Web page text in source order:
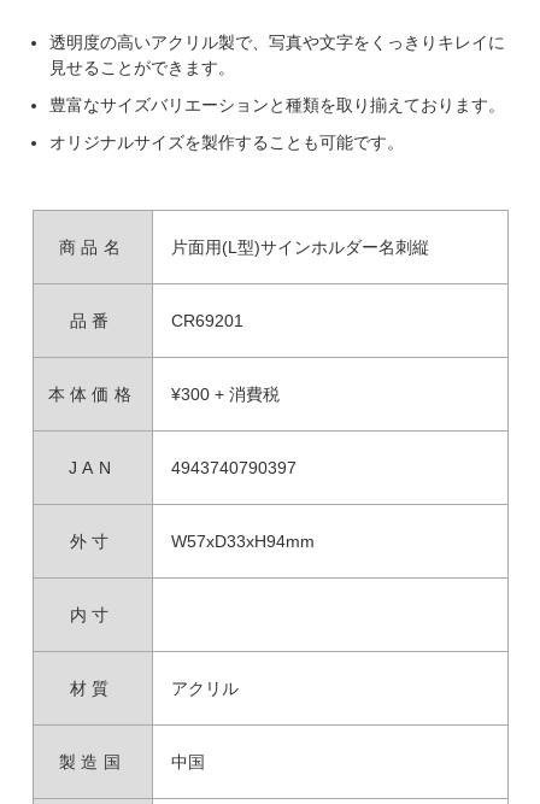
透明度の高いアクリル製で、写真や文字をくっきりキレイに
見せることができます。
豊富なサイズバリエーションと種類を取り揃えております。
オリジナルサイズを製作することも可能です。
商品名 片面用(L型)サインホルダー名刺縦
品番 CR69201
本体価格 ¥300 + 消費税
JAN 4943740790397
外寸 W57xD33xH94mm
内寸
材質 アクリル
製造国 中国